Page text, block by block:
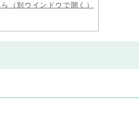
（別ウインドウで開く）